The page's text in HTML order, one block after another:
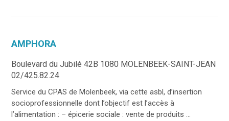
AMPHORA
Boulevard du Jubilé 42B 1080 MOLENBEEK-SAINT-JEAN
02/425.82.24
Service du CPAS de Molenbeek, via cette asbl, d’insertion
socioprofessionnelle dont l’objectif est l’accès à
l’alimentation : – épicerie sociale : vente de produits ...